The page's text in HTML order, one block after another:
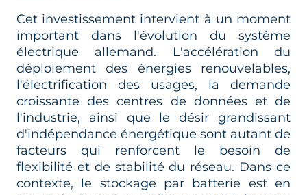
Cet investissement intervient à un moment
important dans l'évolution du système
électrique allemand. L'accélération du
déploiement des énergies renouvelables,
l'électrification des usages, la demande
croissante des centres de données et de
l'industrie, ainsi que le désir grandissant
d'indépendance énergétique sont autant de
facteurs qui renforcent le besoin de
flexibilité et de stabilité du réseau. Dans ce
contexte, le stockage par batterie est en